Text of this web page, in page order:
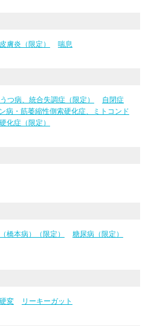
膚炎（限定） 喘息
つ病、統合失調症（限定）
自閉症
病・筋萎縮性側索硬化症、ミトコンド
化症（限定）
橋本病）（限定）
糖尿病（限定）
変 リーキーガット